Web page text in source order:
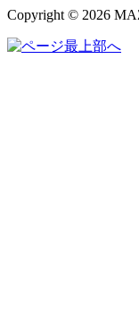
Copyright © 2026